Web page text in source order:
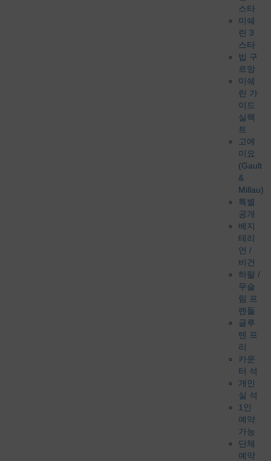
스타
미쉐
린 3
스타
빕 구
르망
미쉐
린 가
이드
실렉
트
고에
미요
(Gault
&
Millau)
특별
공개
베지
테리
언 /
비건
하랄 /
무슬
림 프
렌들
글루
텐 프
리
카운
터 석
개인
실 석
1인
예약
가능
단체
예약